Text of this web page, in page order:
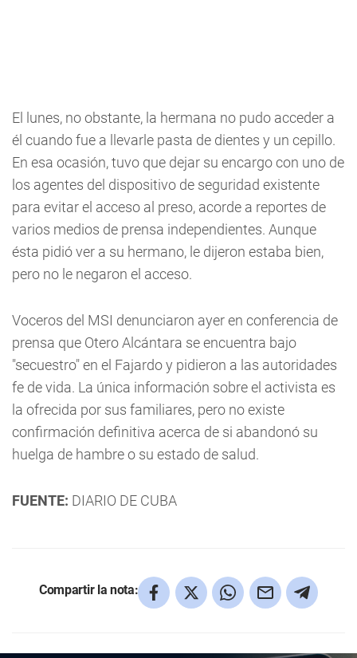
El lunes, no obstante, la hermana no pudo acceder a
él cuando fue a llevarle pasta de dientes y un cepillo.
En esa ocasión, tuvo que dejar su encargo con uno de
los agentes del dispositivo de seguridad existente
para evitar el acceso al preso, acorde a reportes de
varios medios de prensa independientes. Aunque
ésta pidió ver a su hermano, le dijeron estaba bien,
pero no le negaron el acceso.
Voceros del MSI denunciaron ayer en conferencia de
prensa que Otero Alcántara se encuentra bajo
"secuestro" en el Fajardo y pidieron a las autoridades
fe de vida. La única información sobre el activista es
la ofrecida por sus familiares, pero no existe
confirmación definitiva acerca de si abandonó su
huelga de hambre o su estado de salud.
FUENTE: DIARIO DE CUBA
Compartir la nota: